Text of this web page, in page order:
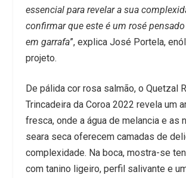
essencial para revelar a sua
confirmar que este é um rosé
em garrafa”, explica José Portela,
projeto.
De pálida cor rosa salmão, o Quetzal
Trincadeira da Coroa 2022 revela um
fresca, onde a água de melancia e as
seara seca oferecem camadas de
complexidade. Na boca, mostra-se
com tanino ligeiro, perfil salivante e